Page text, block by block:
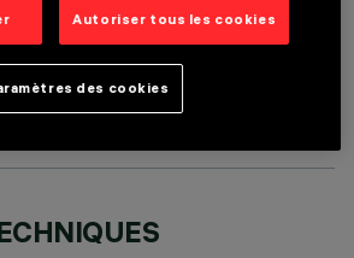
OPTIONNELS
Autoriser tous les cookies
des cookies